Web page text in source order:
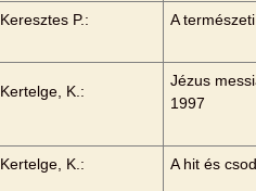
Keresztes P.: A
Kertelge, K.:
Jézus
1997
Kertelge, K.: A hit és